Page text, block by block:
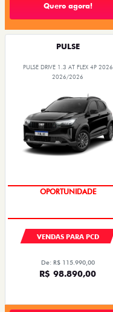
Quero agora!
PULSE
PULSE DRIVE 1.3 AT FLEX 4P 2026
2026/2026
OPORTUNIDADE
VENDAS PARA PCD
De: R$ 115.990,00
R$ 98.890,00